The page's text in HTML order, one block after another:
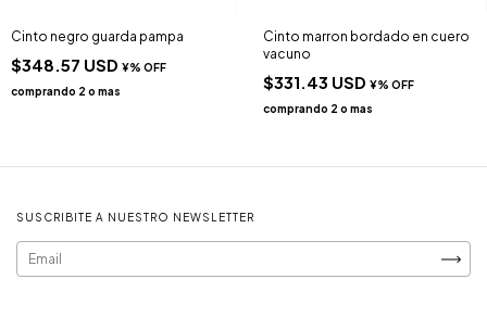
Cinto negro guarda pampa
$348.57 USD
Cinto marron bordado en cuero
vacuno
$331.43 USD
SUSCRIBITE A NUESTRO NEWSLETTER